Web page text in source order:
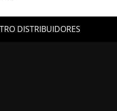
DISTRIBUIDORES